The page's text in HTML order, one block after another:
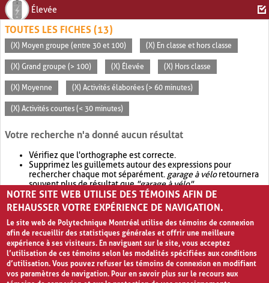
Élevée
TOUTES LES FICHES (13)
(X) Moyen groupe (entre 30 et 100) (X) En classe et hors classe
(X) Grand groupe (> 100) (X) Élevée (X) Hors classe
(X) Moyenne (X) Activités élaborées (> 60 minutes)
(X) Activités courtes (< 30 minutes)
Votre recherche n'a donné aucun résultat
Vérifiez que l'orthographe est correcte.
Supprimez les guillemets autour des expressions pour
rechercher chaque mot séparément. garage à véloretournera
souvent plus de résultat que"garage à vélo".
Envisagez d'élargir votre recherche avec OR.garage OR vélo
retournera souvent plus de résultat quegarage à vélo
NOTRE SITE WEB UTILISE DES TÉMOINS AFIN DE
REHAUSSER VOTRE EXPÉRIENCE DE NAVIGATION.
Le site web de Polytechnique Montréal utilise des témoins de connexion
afin de recueillir des statistiques générales et offrir une meilleure
expérience à ses visiteurs. En naviguant sur le site, vous acceptez
l’utilisation de ces témoins selon les modalités spécifiées aux conditions
d’utilisation. Vous pouvez refuser les témoins de connexion en modifiant
vos paramètres de navigation. Pour en savoir plus sur le recours aux